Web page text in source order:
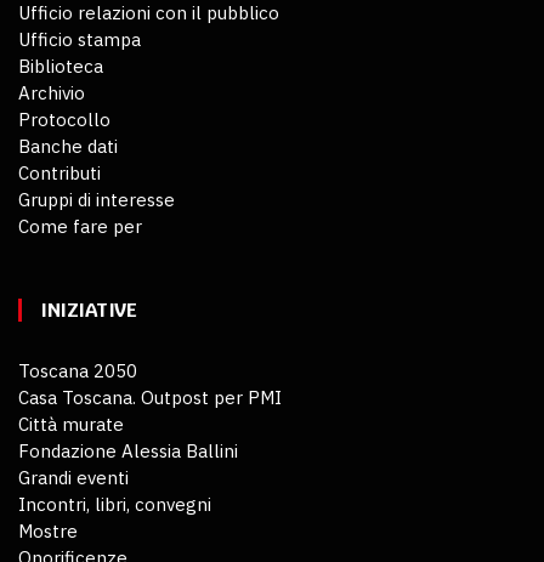
Ufficio relazioni con il pubblico
Ufficio stampa
Biblioteca
Archivio
Protocollo
Banche dati
Contributi
Gruppi di interesse
Come fare per
INIZIATIVE
Toscana 2050
Casa Toscana. Outpost per PMI
Città murate
Fondazione Alessia Ballini
Grandi eventi
Incontri, libri, convegni
Mostre